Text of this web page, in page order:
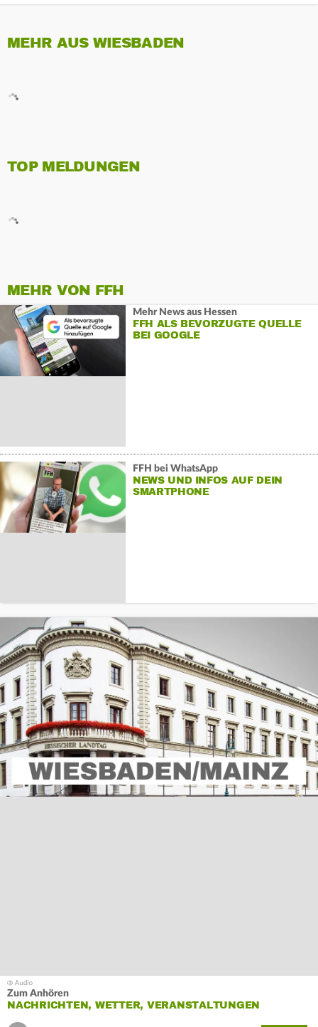
MEHR AUS WIESBADEN
TOP MELDUNGEN
MEHR VON FFH
Mehr News aus Hessen
FFH ALS BEVORZUGTE QUELLE
BEI GOOGLE
FFH bei WhatsApp
NEWS UND INFOS AUF DEIN
SMARTPHONE
Zum Anhören
NACHRICHTEN, WETTER, VERANSTALTUNGEN